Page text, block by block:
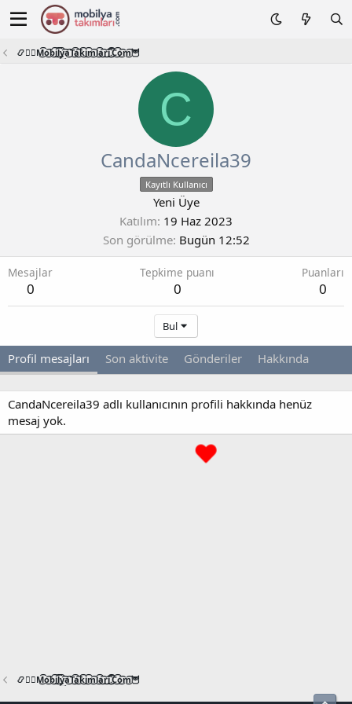
📿🧙‍♂️M͜͡o͜͡b͜͡i͜͡l͜͡y͜͡a͜͡T͜͡a͜͡k͜͡i͜͡m͜͡l͜͡a͜͡r͜͡i͜͡.͜͡C͜͡o͜͡m͜͡🦉
C
CandaNcereila39
Kayıtlı Kullanıcı
Yeni Üye
Katılım 19 Haz 2023
Son görülme Bugün 12:52
Mesajlar
0
Tepkime puanı
0
Puanları
0
Bul
Profil mesajları Son aktivite Gönderiler Hakkında
CandaNcereila39 adlı kullanıcının profili hakkında henüz
mesaj yok.
📿🧙‍♂️M͜͡o͜͡b͜͡i͜͡l͜͡y͜͡a͜͡T͜͡a͜͡k͜͡i͜͡m͜͡l͜͡a͜͡r͜͡i͜͡.͜͡C͜͡o͜͡m͜͡🦉